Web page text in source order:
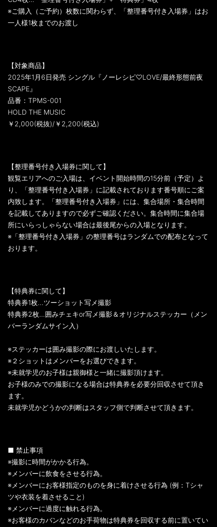
※ご購入（ご予約）枚数に関わらず、「整理番号付き入場券」はお
一人様1枚までのお渡し
【対象商品】
2025年1月6日発売 シングル『ノーレシピ♡LOVE/最終形態前夜
SCAPE』
品番：TPMS-001
HOLD THE MUSIC
￥2,000(税抜)/￥2,200(税込)
【整理番号付き入場券に関して】
観覧エリアへのご入場は、イベント開始時間の15分前（予定）よ
り、「整理番号付き入場券」に記載されております番号順にご案
内致します。「整理番号付き入場券」には、集合場所・集合時間
を記載してありますので必ずご確認ください。集合時間に集合場
所にいらっしゃらない場合は最後尾からの入場となります。
※「整理番号付き入場券」の整理番号はランダムでの配布となって
おります。
【特典券に関して】
特典券1枚…ツーショット写メ撮影
特典券2枚…囲みチェキor写メ撮影＆オリジナルステッカー（メン
バーランダムサイン入）
※ステッカーは囲み撮影の際にお渡しいたします。
※２ショットはメンバーをお選びできます。
※未就学児のお子様は親御様と一緒に撮影頂けます。
お子様のみでの撮影になる場合は特典券を必要分回収させて頂き
ます。
未就学児かどうかの判断はスタッフ側で判断させて頂きます。
■ 禁止事項
※撮影に時間がかかる行為。
※メンバーに飲食をさせる行為。
※メンバーにお客様指定のものを身に着けさせる行為 (例：Tシャ
ツや衣装を着させること)
※メンバーに過度に触れる行為。
※お客様のカバンなどのお手荷物は特典券を回収する前に置いてい